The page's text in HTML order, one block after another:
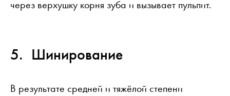
через верхушку корня зуба и вызывает пульпит.
Шинирование
В результате средней и тяжёлой степени